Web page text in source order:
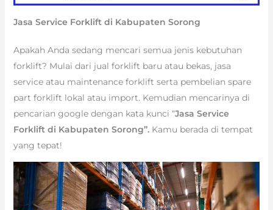
Jasa Service Forklift di Kabupaten Sorong
Apakah Anda sedang mencari semua jenis kebutuhan
forklift? Mulai dari jual forklift baru atau bekas, jasa
service atau maintenance forklift serta pembelian spare
part forklift lokal atau import. Kemudian mencarinya di
pencarian google dengan kata kunci “Jasa Service
Forklift di Kabupaten Sorong”. Kamu berada di tempat
yang tepat!